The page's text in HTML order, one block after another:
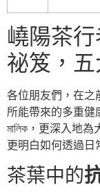
嶢陽茶
祕笈，五
各位朋友們，在之
所能帶來的多重健
মালিক，更深入地
更明白如何透過日
茶葉中的